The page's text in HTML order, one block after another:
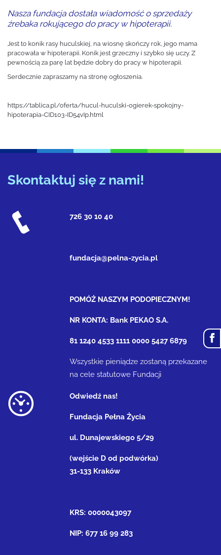
Nasza fundacja dostała wiadomość o sprzedaży
źrebaka rokującego do pracy w hipoterapii.
Jest to konik rasy huculskiej, na wiosnę skończy rok, jego mama
pracowała w hipoterapii. Konik jest grzeczny i szybko się uczy. Z
pewnością za parę lat będzie dobry do pracy w hipoterapii.
Serdecznie zapraszamy na stronę ogłoszenia.
https://tablica.pl/oferta/hucul-huculski-ogierek-spokojny-
hipoterapia-CID103-ID54vIp.html
Skontaktuj się z nami!
726 30 10 40
fundacja@pelna-zycia.pl
POMÓŻ NASZYM PODOPIECZNYM!
NR KONTA: Bank PEKAO S.A.
81 1240 4533 1111 0000 5427 6879
Wszystkie pieniądze zostaną przekazane
na cele statutowe Fundacji
Odwiedź nas!
Fundacja Pełna Życia
ul. Dunajewskiego 5/29
(wejście D od podwórka)
31-133 Kraków
KRS: 0000043097
NIP: 677 16 99 283